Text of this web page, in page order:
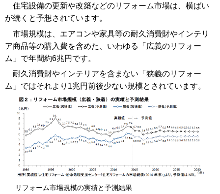
住宅設備の更新や改築などのリフォーム市場は、横ばい
が続くと予想されています。
市場規模は、エアコンや家具等の耐久消費財やインテリ
ア商品等の購入費を含めた、いわゆる「広義のリフォー
ム」で年間約6兆円です。
耐久消費財やインテリアを含まない「狭義のリフォー
ム」ではそれより1兆円前後少ない規模とされています。
リフォーム市場規模の実績と予測結果